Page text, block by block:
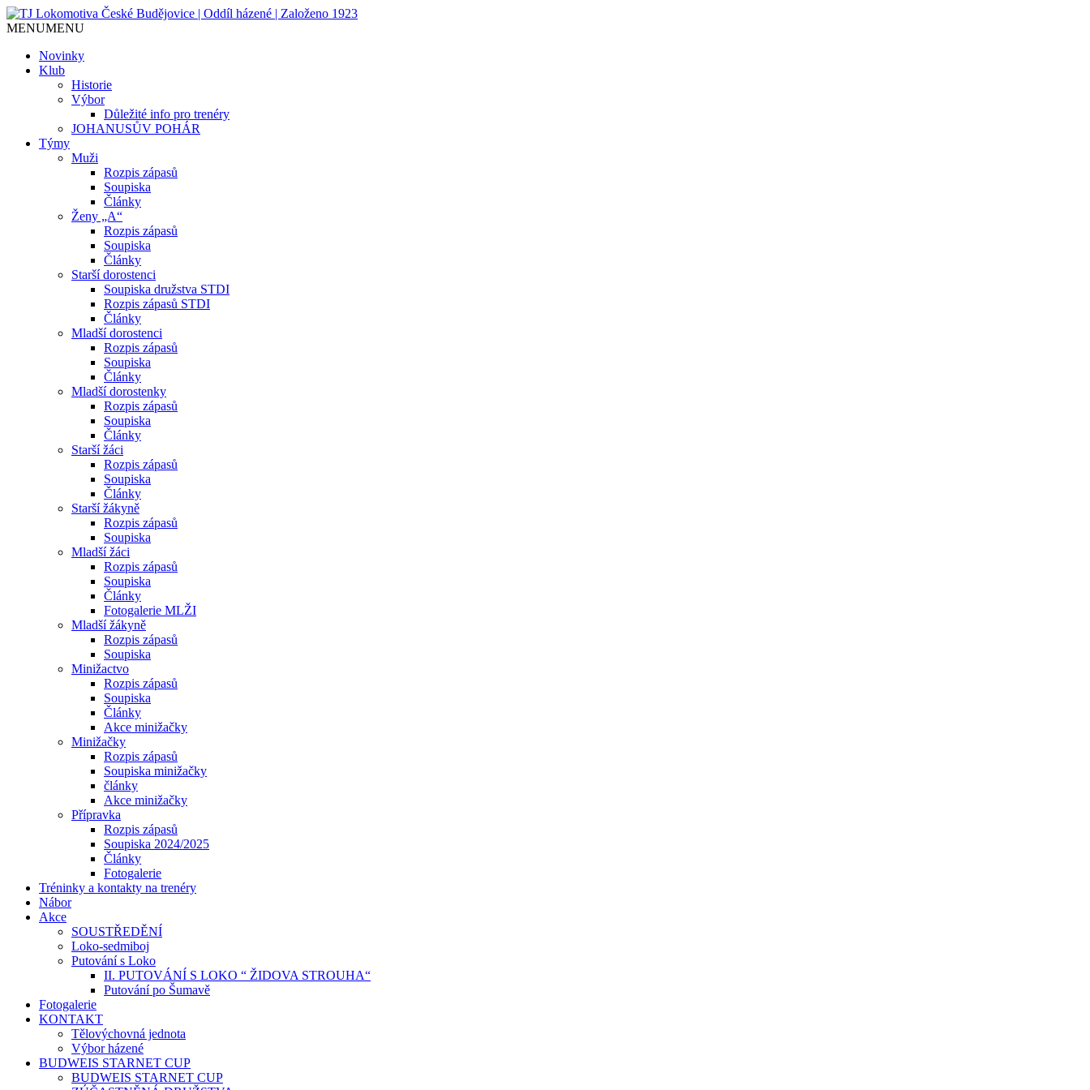
TJ Lokomotiva České Budějovice | Oddíl házené | Založeno 1923
Jediný házenkářský klub v Českých Budějovicích, založen 1923.
MENUMENU
Novinky
Klub
Historie
Výbor
Důležité info pro trenéry
JOHANUSŮV POHÁR
Týmy
Muži
Rozpis zápasů
Soupiska
Články
Ženy „A“
Rozpis zápasů
Soupiska
Články
Starší dorostenci
Soupiska družstva STDI
Rozpis zápasů STDI
Články
Mladší dorostenci
Rozpis zápasů
Soupiska
Články
Mladší dorostenky
Rozpis zápasů
Soupiska
Články
Starší žáci
Rozpis zápasů
Soupiska
Články
Starší žákyně
Rozpis zápasů
Soupiska
Mladší žáci
Rozpis zápasů
Soupiska
Články
Fotogalerie MLŽI
Mladší žákyně
Rozpis zápasů
Soupiska
Minižactvo
Rozpis zápasů
Soupiska
Články
Akce minižačky
Minižačky
Rozpis zápasů
Soupiska minižačky
články
Akce minižačky
Přípravka
Rozpis zápasů
Soupiska 2024/2025
Články
Fotogalerie
Tréninky a kontakty na trenéry
Nábor
Akce
SOUSTŘEDĚNÍ
Loko-sedmiboj
Putování s Loko
II. PUTOVÁNÍ S LOKO “ ŽIDOVA STROUHA“
Putování po Šumavě
Fotogalerie
KONTAKT
Tělovýchovná jednota
Výbor házené
BUDWEIS STARNET CUP
BUDWEIS STARNET CUP